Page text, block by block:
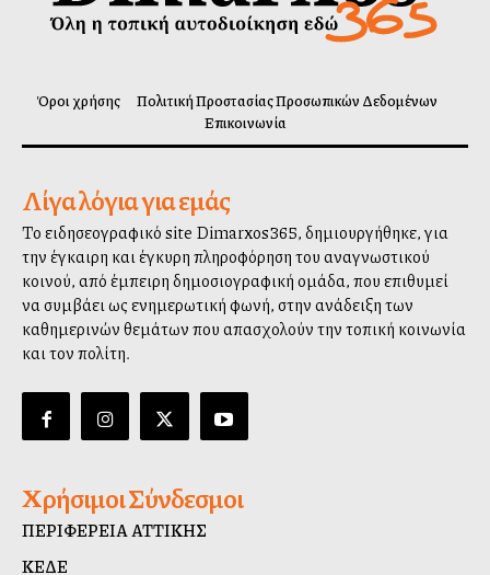
Όροι χρήσης
Πολιτική Προστασίας Προσωπικών Δεδομένων
Επικοινωνία
Λίγα λόγια για εμάς
Το ειδησεογραφικό site Dimarxos365, δημιουργήθηκε, για
την έγκαιρη και έγκυρη πληροφόρηση του αναγνωστικού
κοινού, από έμπειρη δημοσιογραφική ομάδα, που επιθυμεί
να συμβάλλει ως ενημερωτική φωνή, στην ανάδειξη των
καθημερινών θεμάτων που απασχολούν την τοπική κοινωνία
και τον πολίτη.
Χρήσιμοι Σύνδεσμοι
ΠΕΡΙΦΕΡΕΙΑ ΑΤΤΙΚΗΣ
ΚΕΔΕ